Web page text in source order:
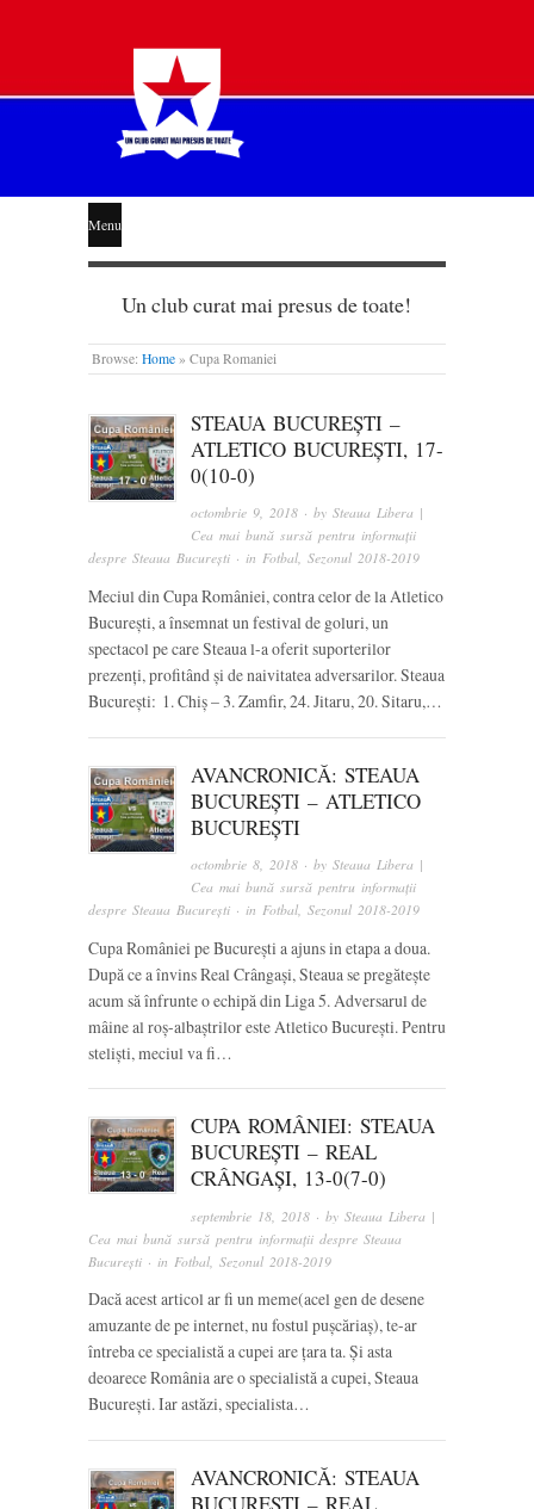
STEAUA
LIBERĂ
Menu
Un club curat mai presus de toate!
Browse: Home » Cupa Romaniei
STEAUA BUCUREȘTI –
ATLETICO BUCUREȘTI, 17-
0(10-0)
octombrie 9, 2018 · bySteaua Libera |
Cea mai bună sursă pentru informații
despre Steaua București · in Fotbal, Sezonul 2018-2019
Meciul din Cupa României, contra celor de la Atletico
București, a însemnat un festival de goluri, un
spectacol pe care Steaua l-a oferit suporterilor
prezenți, profitând și de naivitatea adversarilor. Steaua
București: 1. Chiș – 3. Zamfir, 24. Jitaru, 20. Sitaru,…
AVANCRONICĂ: STEAUA
BUCUREȘTI – ATLETICO
BUCUREȘTI
octombrie 8, 2018 · bySteaua Libera |
Cea mai bună sursă pentru informații
despre Steaua București · in Fotbal Sezonul 2018-2019
Cupa României pe București a ajuns in etapa a doua.
După ce a învins Real Crângași, Steaua se pregătește
acum să înfrunte o echipă din Liga 5. Adversarul de
mâine al roș-albaștrilor este Atletico București. Pentru
steliști, meciul va fi…
CUPA ROMÂNIEI: STEAUA
BUCUREȘTI – REAL
CRÂNGAȘI, 13-0(7-0)
septembrie 18, 2018 · bySteaua Libera |
Cea mai bună sursă pentru informații despre Steaua
București · in Fotbal Sezonul 2018-2019
Dacă acest articol ar fi un meme(acel gen de desene
amuzante de pe internet, nu fostul pușcăriaș), te-ar
întreba ce specialistă a cupei are țara ta. Și asta
deoarece România are o specialistă a cupei, Steaua
București. Iar astăzi, specialista…
AVANCRONICĂ: STEAUA